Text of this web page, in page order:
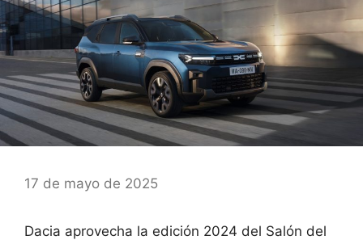
17 de mayo de 2025
Dacia aprovecha la edición 2024 del Salón del